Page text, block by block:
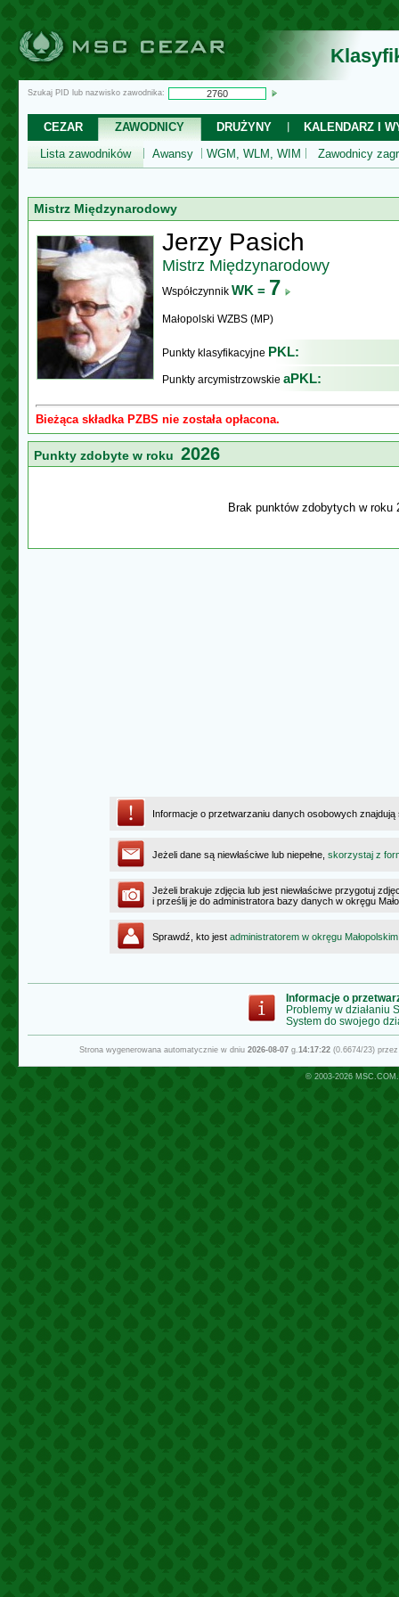
Szukaj PID lub nazwisko zawodnika:
CEZAR ZAWODNICY DRUŻYNY
KALENDARZ I
Lista zawodników
Awansy WGM, WLM, WIM Zawodnicy
Mistrz Międzynarodowy
Jerzy Pasich
Mistrz Międzynarodowy
Współczynnik WK = 7
Małopolski WZBS (MP)
Punkty klasyfikacyjne PKL:
Punkty arcymistrzowskie aPKL:
Bieżąca składka PZBS nie została opłacona.
Punkty zdobyte w roku 2026
Brak punktów zdobytych w roku
Informacje o przetwarzaniu danych osobowych
Jeżeli dane są niewłaściwe lub niepełne, skorzystaj z
Jeżeli brakuje zdjęcia lub jest niewłaściwe przygotuj
i prześlij je do administratora bazy danych w okręgu
Sprawdź, kto jest administratorem w okręgu Małopolskim
Informacje o
Problemy w działaniu
System do swojego
Strona wygenerowana automatycznie w dniu 2026-08-07g.14:17:22(0.6674/23)
© 2003-2026